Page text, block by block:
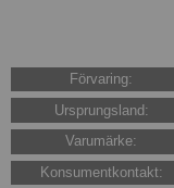
Förvaring:
Ursprungsland:
Varumärke:
Konsumentkontakt: